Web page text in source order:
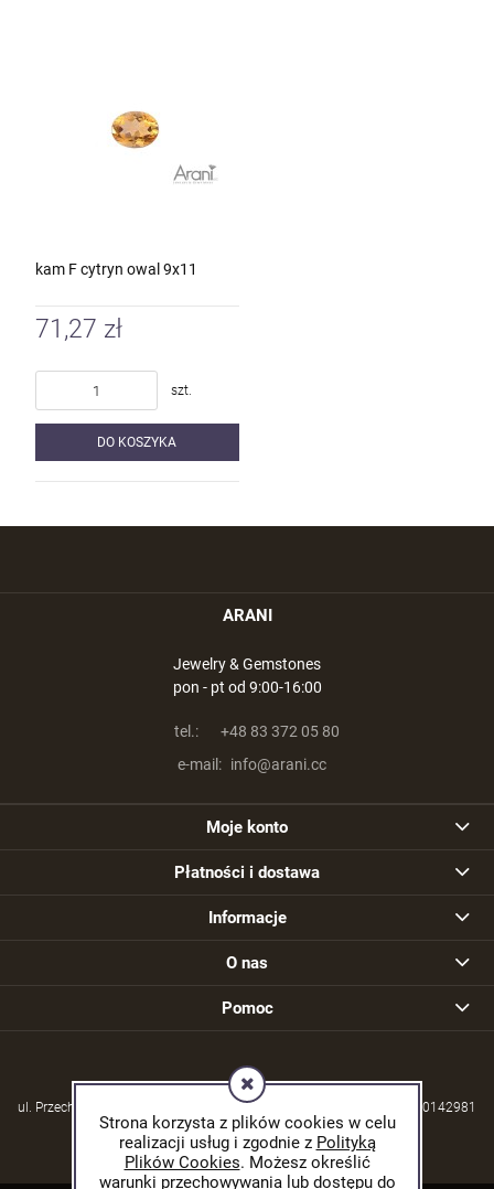
Strona korzysta z plików cookies w celu
realizacji usług i zgodnie z Polityką
Plików Cookies. Możesz określić
warunki przechowywania lub dostępu do
kam F cytryn owal 9x11
71,27 zł
szt.
DO KOSZYKA
ARANI
Jewelry & Gemstones
pon - pt od 9:00-16:00
tel.:
+48 83 372 05 80
e-mail: info@arani.cc
Moje konto
Płatności i dostawa
Informacje
O nas
Pomoc
ul. Przechodzisko 39, 21-570 Drelów | NIP: 5380004253 | REGON: 030142981